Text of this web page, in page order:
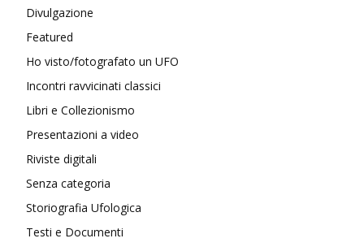
Divulgazione
Featured
Ho visto/fotografato un UFO
Incontri ravvicinati classici
Libri e Collezionismo
Presentazioni a video
Riviste digitali
Senza categoria
Storiografia Ufologica
Testi e Documenti